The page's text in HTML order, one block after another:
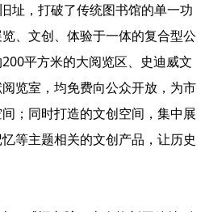
址，打破了传统图书馆的单一功
、文创、体验于一体的复合型公
平方米的大阅览区、史迪威文
览室，均免费向公众开放，为市
；同时打造的文创空间，集中展
等主题相关的文创产品，让历史